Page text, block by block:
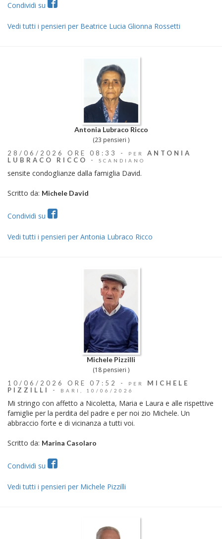
Condividi su
Vedi tutti i pensieri per Beatrice Lucia Glionna Rossetti
Antonia Lubraco Ricco
(23 pensieri )
28/06/2026 ORE 08:33 - PER
ANTONIA
LUBRACO RICCO
- SCANDIANO
sensite condoglianze dalla famiglia David.
Scritto da: Michele David
Condividi su
Vedi tutti i pensieri per Antonia Lubraco Ricco
Michele Pizzilli
(18 pensieri )
10/06/2026 ORE 07:52 - PER
MICHELE
PIZZILLI
- BARI, 10/06/2026
Mi stringo con affetto a Nicoletta, Maria e Laura e alle rispettive
famiglie per la perdita del padre e per noi zio Michele. Un
abbraccio forte e di vicinanza a tutti voi.
Scritto da: Marina Casolaro
Condividi su
Vedi tutti i pensieri per Michele Pizzilli